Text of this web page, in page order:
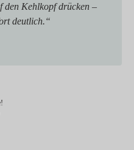
den Kehlkopf drücken –
deutlich.“